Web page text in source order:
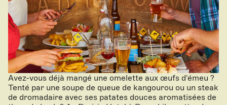
Avez-vous déjà mangé une omelette aux œufs d'émeu ?
Tenté par une soupe de queue de kangourou ou un steak
de dromadaire avec ses patates douces aromatisées de